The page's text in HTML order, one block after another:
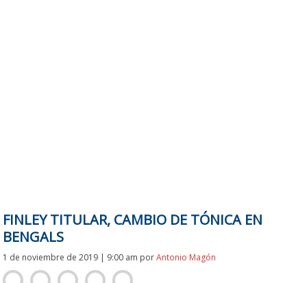
FINLEY TITULAR, CAMBIO DE TÓNICA EN
BENGALS
1 de noviembre de 2019 | 9:00 am porAntonio Magón